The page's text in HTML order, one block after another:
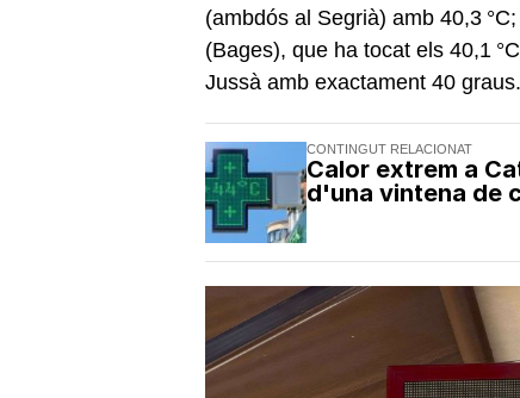
(ambdós al Segrià) amb 40,3 °C;
(Bages), que ha tocat els 40,1
Jussà amb exactament 40 graus.
CONTINGUT RELACIONAT
Calor extrem a
d'una vintena de